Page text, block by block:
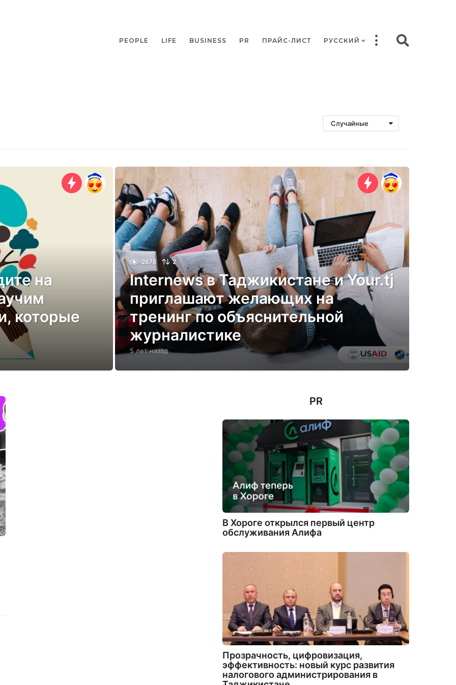
PEOPLE LIFE BUSINESS PR ПРАЙС-ЛИСТ РУССКИЙ
Случайные
на
которые
2878 2
Internews в Таджикистане и Your.tj
приглашают желающих на
тренинг по объяснительной
журналистике
5 лет назад5
е
PR
В Хороге открылся первый центр
обслуживания Алифа
Прозрачность, цифровизация,
эффективность: новый курс развития
налогового администрирования в